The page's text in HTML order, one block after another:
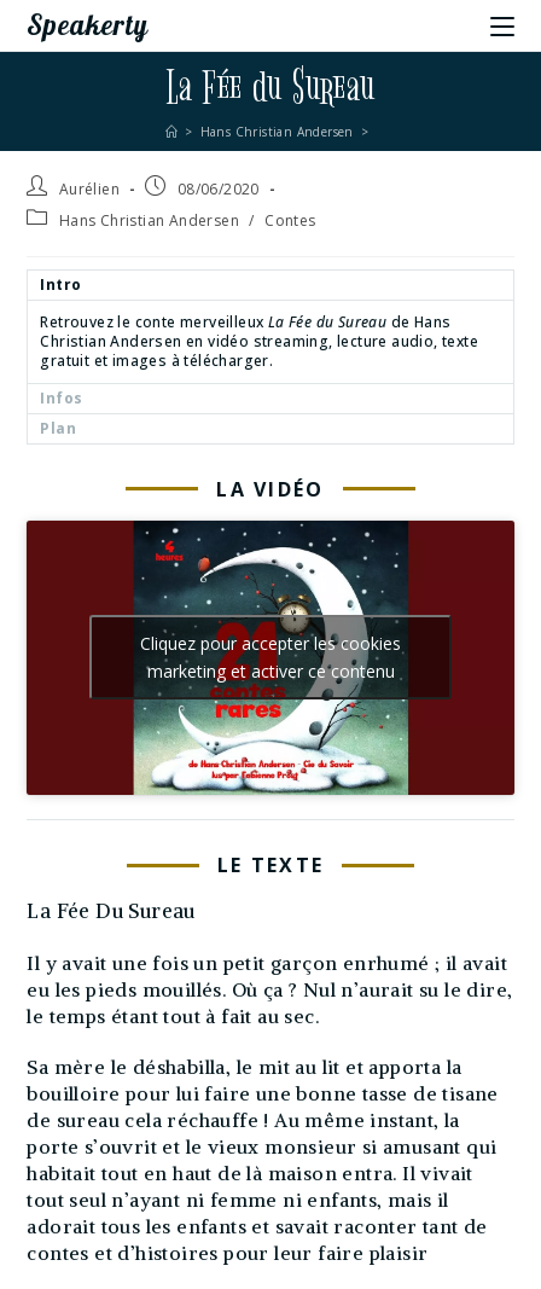
Speakerty
La Fée du Sureau
> Hans Christian Andersen >
Aurélien
08/06/2020
Hans Christian Andersen / Contes
Intro
Retrouvez le conte merveilleux La Fée du Sureau de Hans
Christian Andersen en vidéo streaming, lecture audio, texte
gratuit et images à télécharger.
Infos
Plan
LA VIDÉO
Cliquez pour accepter les cookies
marketing et activer ce contenu
LE TEXTE
La Fée Du Sureau
Il y avait une fois un petit garçon enrhumé ; il avait
eu les pieds mouillés. Où ça ? Nul n’aurait su le dire,
le temps étant tout à fait au sec.
Sa mère le déshabilla, le mit au lit et apporta la
bouilloire pour lui faire une bonne tasse de tisane
de sureau cela réchauffe ! Au même instant, la
porte s’ouvrit et le vieux monsieur si amusant qui
habitait tout en haut de là maison entra. Il vivait
tout seul n’ayant ni femme ni enfants, mais il
adorait tous les enfants et savait raconter tant de
contes et d’histoires pour leur faire plaisir